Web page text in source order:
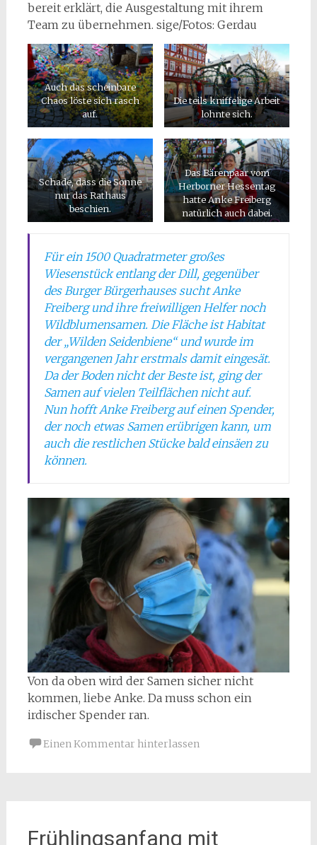
bereit erklärt, die Ausgestaltung mit ihrem
Team zu übernehmen. sige/Fotos: Gerdau
Auch das scheinbare
Chaos löste sich rasch
auf.
Die teils kniffelige Arbeit
lohnte sich.
Schade, dass die Sonne
nur das Rathaus
beschien.
Das Bärenpaar vom
Herborner Hessentag
hatte Anke Freiberg
natürlich auch dabei.
Für ein 1500 Quadratmeter großes
Wiesenstück entlang der Dill, gegenüber
des Burger Bürgerhauses sucht Anke
Freiberg und ihre freiwilligen Helfer noch
Wildblumensamen. Die Fläche ist Habitat
der „Wilden Seidenbiene“ und wurde im
vergangenen Jahr erstmals damit eingesät.
Da der Boden nicht der Beste ist, ging der
Samen auf vielen Teilflächen nicht auf.
Nun hofft Anke Freiberg auf einen Spender,
der noch etwas Samen erübrigen kann, um
auch die restlichen Stücke bald einsäen zu
können.
Von da oben wird der Samen sicher nicht
kommen, liebe Anke. Da muss schon ein
irdischer Spender ran.
Einen Kommentar hinterlassen
Frühlingsanfang mit